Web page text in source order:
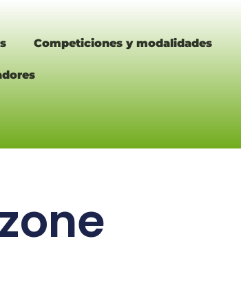
Competiciones y modalidades